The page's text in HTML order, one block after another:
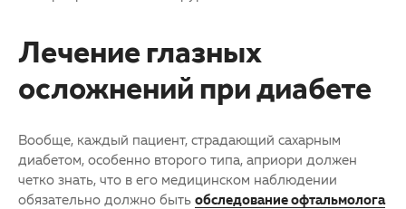
Лечение глазных
осложнений при диабете
Вообще, каждый пациент, страдающий сахарным
диабетом, особенно второго типа, априори должен
четко знать, что в его медицинском наблюдении
обязательно должно быть обследование офтальмолога